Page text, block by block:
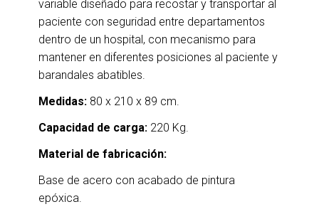
variable diseñado para recostar y transportar al
paciente con seguridad entre departamentos
dentro de un hospital, con mecanismo para
mantener en diferentes posiciones al paciente y
barandales abatibles.
Medidas:80 x 210 x 89 cm.
Capacidad de carga:220 Kg.
Material de fabricación:
Base de acero con acabado de pintura
epóxica.